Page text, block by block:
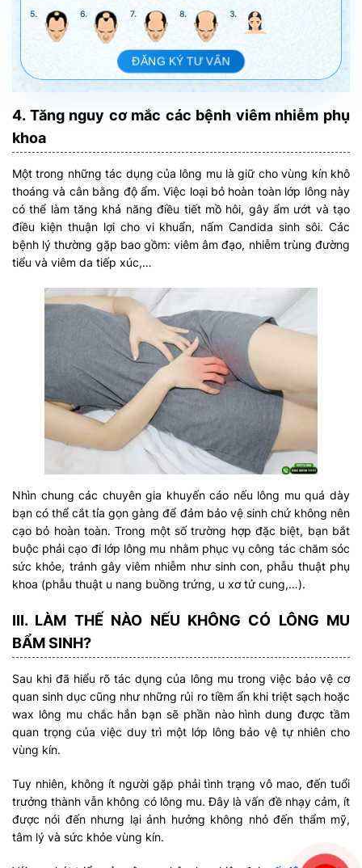
5. 6. 7. 8. 3.
ĐĂNG KÝ TƯ VẤN
4. Tăng nguy cơ mắc các bệnh viêm nhiễm phụ
khoa
Một trong những tác dụng của lông mu là giữ cho vùng kín khô
thoáng và cân bằng độ ẩm. Việc loại bỏ hoàn toàn lớp lông này
có thể làm tăng khả năng điều tiết mồ hôi, gây ẩm ướt và tạo
điều kiện thuận lợi cho vi khuẩn, nấm Candida sinh sôi. Các
bệnh lý thường gặp bao gồm: viêm âm đạo, nhiễm trùng đường
tiểu và viêm da tiếp xúc,…
Nhìn chung các chuyên gia khuyến cáo nếu lông mu quá dày
bạn có thể cắt tỉa gọn gàng để đảm bảo vệ sinh chứ không nên
cạo bỏ hoàn toàn. Trong một số trường hợp đặc biệt, bạn bắt
buộc phải cạo đi lớp lông mu nhằm phục vụ công tác chăm sóc
sức khỏe, tránh gây viêm nhiễm như sinh con, phẫu thuật phụ
khoa (phẫu thuật u nang buồng trứng, u xơ tử cung,…).
III. LÀM THẾ NÀO NẾU KHÔNG CÓ LÔNG MU
BẨM SINH?
Sau khi đã hiểu rõ tác dụng của lông mu trong việc bảo vệ cơ
quan sinh dục cũng như những rủi ro tiềm ẩn khi triệt sạch hoặc
wax lông mu chắc hẳn bạn sẽ phần nào hình dung được tầm
quan trọng của việc duy trì một lớp lông bảo vệ tự nhiên cho
vùng kín.
Tuy nhiên, không ít người gặp phải tình trạng vô mao, đến tuổi
trưởng thành vẫn không có lông mu. Đây là vấn đề nhạy cảm, ít
được nói đến nhưng lại ảnh hưởng không nhỏ đến thẩm mỹ,
tâm lý và sức khỏe vùng kín.